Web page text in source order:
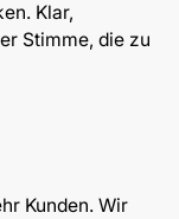
Klar,
Stimme, die zu
Kunden. Wir